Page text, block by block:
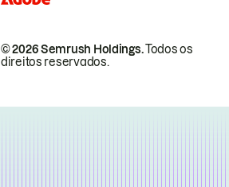
© 2026 Semrush Holdings.Todos os
direitos reservados.